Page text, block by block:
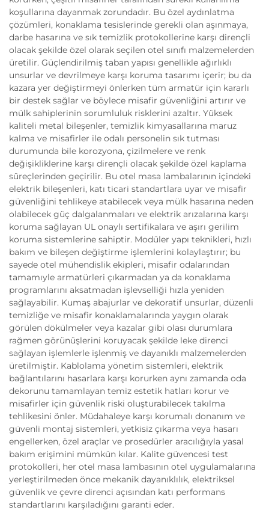
koşullarına dayanmak zorundadır. Bu özel aydınlatma
çözümleri, konaklama tesislerinde gerekli olan aşınmaya,
darbe hasarına ve sık temizlik protokollerine karşı dirençli
olacak şekilde özel olarak seçilen otel sınıfı malzemelerden
üretilir. Güçlendirilmiş taban yapısı genellikle ağırlıklı
unsurlar ve devrilmeye karşı koruma tasarımı içerir; bu da
kazara yer değiştirmeyi önlerken tüm armatür için kararlı
bir destek sağlar ve böylece misafir güvenliğini artırır ve
mülk sahiplerinin sorumluluk risklerini azaltır. Yüksek
kaliteli metal bileşenler, temizlik kimyasallarına maruz
kalma ve misafirler ile odalı personelin sık tutması
durumunda bile korozyona, çizilmelere ve renk
değişikliklerine karşı dirençli olacak şekilde özel kaplama
süreçlerinden geçirilir. Bu otel masa lambalarının içindeki
elektrik bileşenleri, katı ticari standartlara uyar ve misafir
güvenliğini tehlikeye atabilecek veya mülk hasarına neden
olabilecek güç dalgalanmaları ve elektrik arızalarına karşı
koruma sağlayan UL onaylı sertifikalara ve aşırı gerilim
koruma sistemlerine sahiptir. Modüler yapı teknikleri, hızlı
bakım ve bileşen değiştirme işlemlerini kolaylaştırır; bu
sayede otel mühendislik ekipleri, misafir odalarından
tamamıyle armatürleri çıkarmadan ya da konaklama
programlarını aksatmadan işlevselliği hızla yeniden
sağlayabilir. Kumaş abajurlar ve dekoratif unsurlar, düzenli
temizliğe ve misafir konaklamalarında yaygın olarak
görülen dökülmeler veya kazalar gibi olası durumlara
rağmen görünüşlerini koruyacak şekilde leke direnci
sağlayan işlemlerle işlenmiş ve dayanıklı malzemelerden
üretilmiştir. Kablolama yönetim sistemleri, elektrik
bağlantılarını hasarlara karşı korurken aynı zamanda oda
dekorunu tamamlayan temiz estetik hatları korur ve
misafirler için güvenlik riski oluşturabilecek takılma
tehlikesini önler. Müdahaleye karşı korumalı donanım ve
güvenli montaj sistemleri, yetkisiz çıkarma veya hasarı
engellerken, özel araçlar ve prosedürler aracılığıyla yasal
bakım erişimini mümkün kılar. Kalite güvencesi test
protokolleri, her otel masa lambasının otel uygulamalarına
yerleştirilmeden önce mekanik dayanıklılık, elektriksel
güvenlik ve çevre direnci açısından katı performans
standartlarını karşıladığını garanti eder.